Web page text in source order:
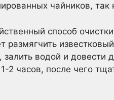
чайников,
способ
размягчить
водой и довести
2 часов, после чего